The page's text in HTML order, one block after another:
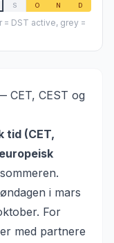
S O N D
DST active, grey =
CET, CEST og
tid (CET,
i mars
For
med partnere